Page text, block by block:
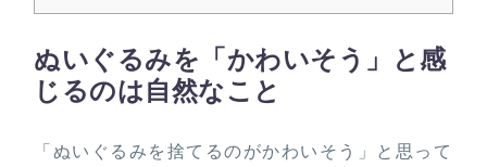
ぬいぐるみを「かわいそう」と感
じるのは自然なこと
「ぬいぐるみを捨てるのがかわいそう」と思って